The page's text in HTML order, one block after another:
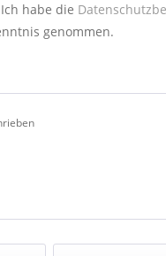
Ich habe die
genommen.